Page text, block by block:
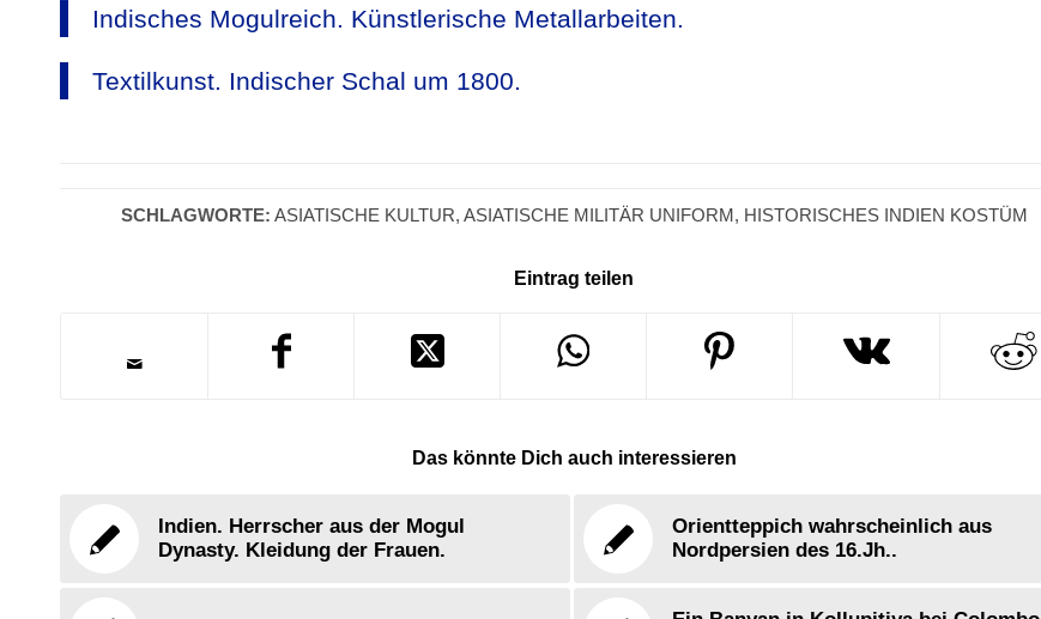
Indisches Mogulreich. Künstlerische Metallarbeiten.
Textilkunst. Indischer Schal um 1800.
SCHLAGWORTE: ASIATISCHE KULTUR, ASIATISCHE MILITÄR UNIFORM, HISTORISCHES INDIEN KOSTÜM
Eintrag teilen
Das könnte Dich auch interessieren
Indien. Herrscher aus der Mogul
Dynasty. Kleidung der Frauen.
Orientteppich wahrscheinlich aus
Nordpersien des 16.Jh..